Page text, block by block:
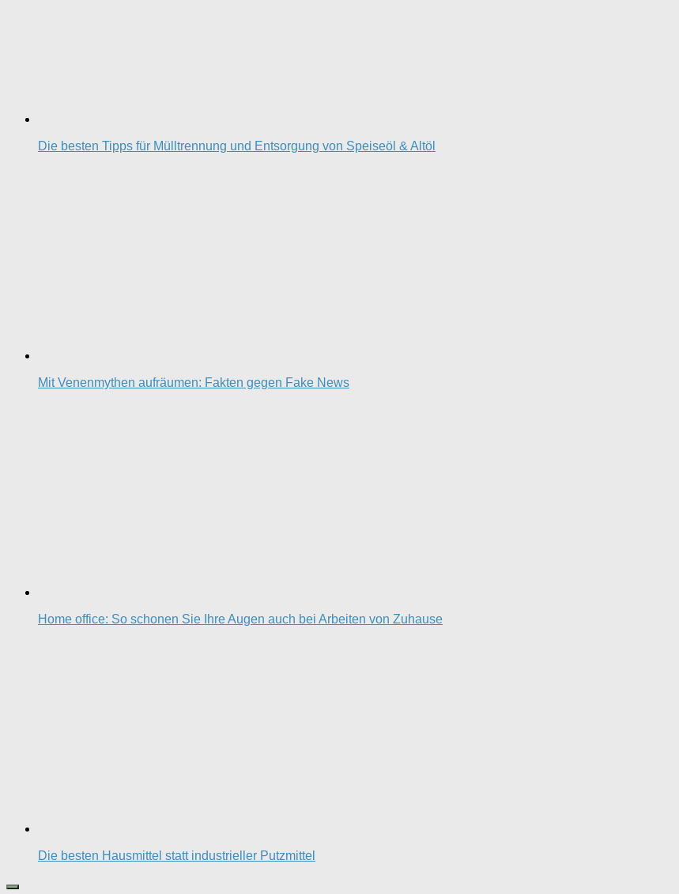
Die besten Tipps für Mülltrennung und Entsorgung von Speiseöl & Altöl
Mit Venenmythen aufräumen: Fakten gegen Fake News
Home office: So schonen Sie Ihre Augen auch bei Arbeiten von Zuhause
Die besten Hausmittel statt industrieller Putzmittel